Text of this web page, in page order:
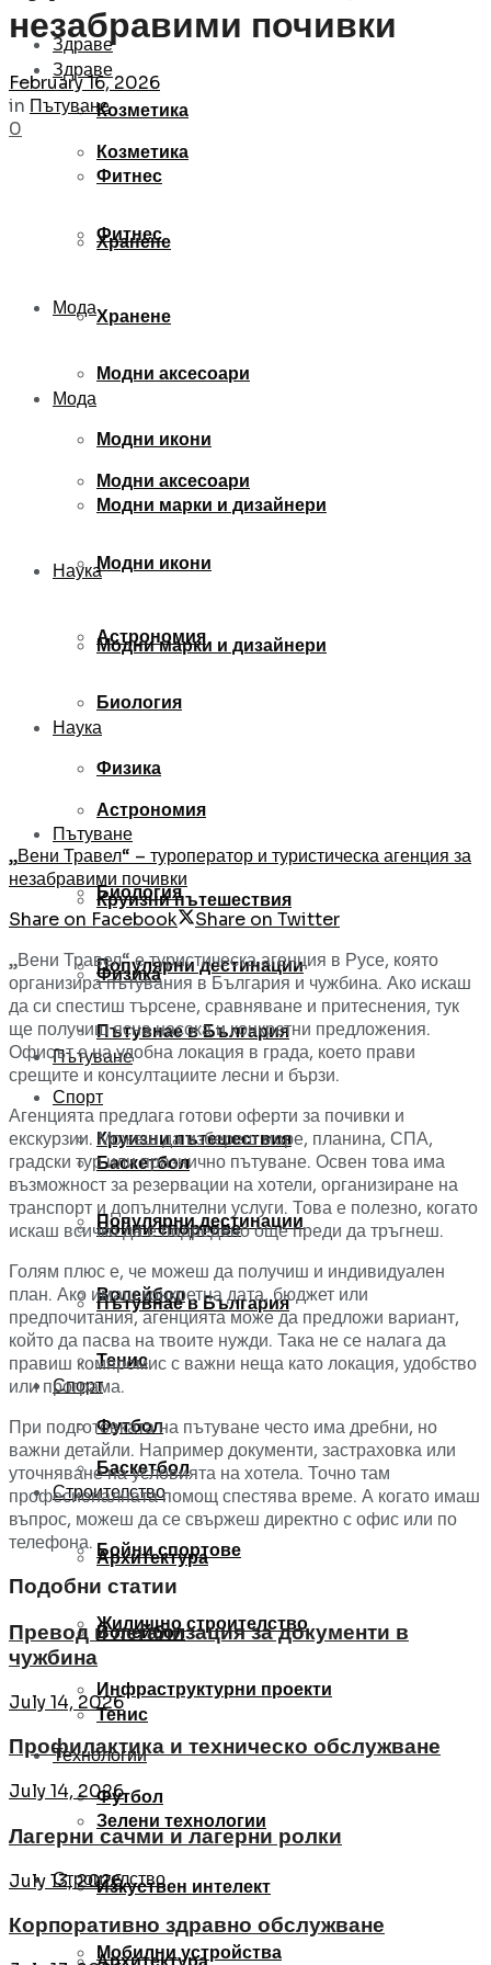
Здраве
Козметика
Фитнес
Хранене
Мода
Модни аксесоари
Модни икони
Модни марки и дизайнери
Наука
Астрономия
Биология
Физика
Пътуване
Круизни пътешествия
Популярни дестинации
Пътувнае в България
Спорт
Баскетбол
Бойни спортове
Волейбол
Тенис
Футбол
Строителство
Здраве
Козметика
Фитнес
Хранене
Мода
Модни аксесоари
Модни икони
Модни марки и дизайнери
Наука
Астрономия
Биология
Физика
Пътуване
Круизни пътешествия
Популярни дестинации
Пътувнае в България
Спорт
Баскетбол
Бойни спортове
Волейбол
Тенис
Футбол
Строителство
Архитектура
Жилищно строителство
Инфраструктурни проекти
Технологии
Зелени технологии
Изкуствен интелект
Мобилни устройства
незабравими почивки
February 16, 2026
in Пътуване
0
„Вени Травел“ – туроператор и туристическа агенция за
незабравими почивки
Share on Facebook
Share on Twitter
„Вени Травел“ е туристическа агенция в Русе, която
организира пътувания в България и чужбина. Ако искаш
да си спестиш търсене, сравняване и притеснения, тук
ще получиш ясна насока и конкретни предложения.
Офисът е на удобна локация в града, което прави
срещите и консултациите лесни и бързи.
Агенцията предлага готови оферти за почивки и
екскурзии. Можеш да избереш море, планина, СПА,
градски тур или празнично пътуване. Освен това има
възможност за резервации на хотели, организиране на
транспорт и допълнителни услуги. Това е полезно, когато
искаш всичко да е подредено още преди да тръгнеш.
Голям плюс е, че можеш да получиш и индивидуален
план. Ако имаш конкретна дата, бюджет или
предпочитания, агенцията може да предложи вариант,
който да пасва на твоите нужди. Така не се налага да
правиш компромис с важни неща като локация, удобство
или програма.
При подготовката на пътуване често има дребни, но
важни детайли. Например документи, застраховка или
уточняване на условията на хотела. Точно там
професионалната помощ спестява време. А когато имаш
въпрос, можеш да се свържеш директно с офис или по
телефона.
Подобни статии
Превод и легализация за документи в
чужбина
July 14, 2026
Профилактика и техническо обслужване
July 14, 2026
Лагерни сачми и лагерни ролки
July 13, 2026
Корпоративно здравно обслужване